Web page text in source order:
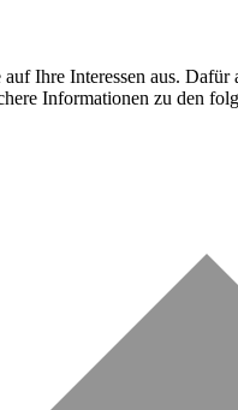
Ihre Interessen aus. Dafür
Informationen zu den